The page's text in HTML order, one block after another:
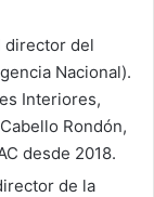
director del
Nacional).
Interiores,
Rondón,
desde 2018.
de la